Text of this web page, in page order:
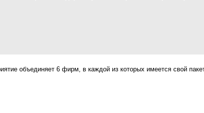
объединяет 6 фирм, в каждой из которых имеется свой